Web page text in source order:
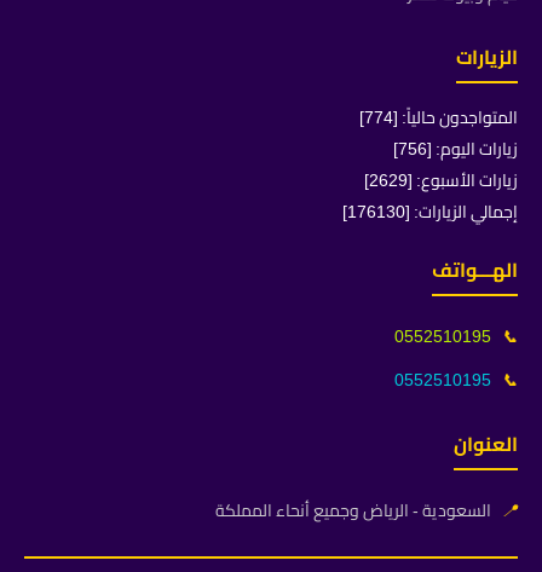
الزيارات
المتواجدون حالياً: [774]
زيارات اليوم: [756]
زيارات الأسبوع: [2629]
إجمالي الزيارات: [176130]
الهـــواتف
📞
0552510195
📞
0552510195
العنوان
📍 السعودية - الرياض وجميع أنحاء المملكة